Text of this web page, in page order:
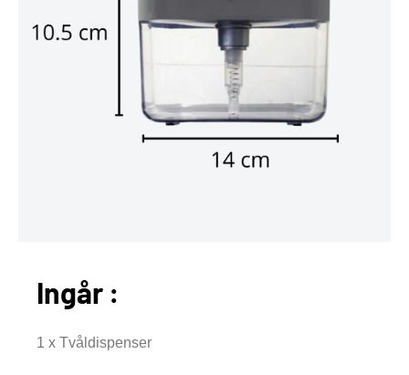
Ingår :
1 x Tvåldispenser